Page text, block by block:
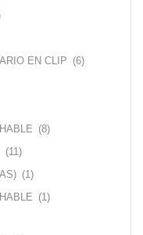
EN CLIP (6)
(8)
(11)
(1)
(1)